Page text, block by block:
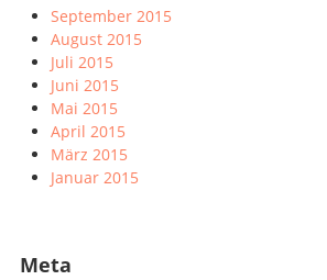
September 2015
August 2015
Juli 2015
Juni 2015
Mai 2015
April 2015
März 2015
Januar 2015
Meta